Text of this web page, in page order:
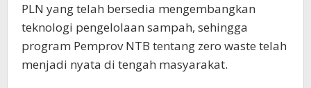
PLN yang telah bersedia mengembangkan
teknologi pengelolaan sampah, sehingga
program Pemprov NTB tentang zero waste telah
menjadi nyata di tengah masyarakat.